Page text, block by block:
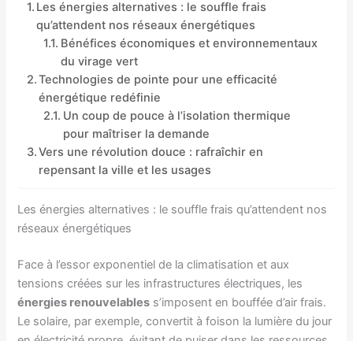
Les énergies alternatives : le souffle frais
qu’attendent nos réseaux énergétiques
Bénéfices économiques et environnementaux
du virage vert
Technologies de pointe pour une efficacité
énergétique redéfinie
Un coup de pouce à l’isolation thermique
pour maîtriser la demande
Vers une révolution douce : rafraîchir en
repensant la ville et les usages
Les énergies alternatives : le souffle frais qu’attendent nos
réseaux énergétiques
Face à l’essor exponentiel de la climatisation et aux
tensions créées sur les infrastructures électriques, les
énergies renouvelables s’imposent en bouffée d’air frais.
Le solaire, par exemple, convertit à foison la lumière du jour